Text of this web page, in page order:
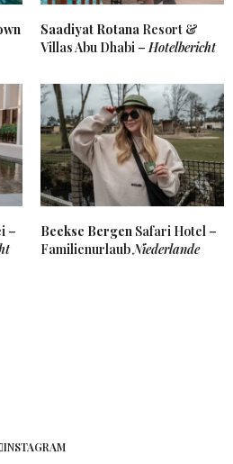
Saadiyat Rotana Resort &
Villas Abu Dhabi –Hotelbericht
–
Beekse Bergen Safari Hotel –
FamilienurlaubNiederlande
INSTAGRAM